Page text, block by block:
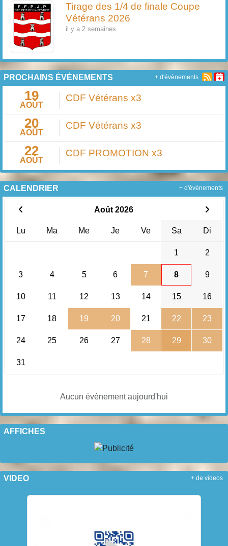
Tirage des 1/4 de finale Coupe
Vétérans 2026
il y a 2 semaines
PROCHAINS ÉVÉNEMENTS
19
AOÛT
CDF Vétérans x3
20
AOÛT
CDF Vétérans x3
22
AOÛT
CDF PROMOTION x3
+ d'évènements
CALENDRIER
Août 2026
Lu Ma Me Je Ve Sa Di
1 2
3 4 5 6 7 8 9
10 11 12 13 14 15 16
17 18 19 20 21 22 23
24 25 26 27 28 29 30
31
Aucun évènement aujourd'hui
+ d'évènements
AFFICHES
VIDEO + de videos